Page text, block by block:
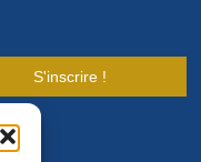
S'inscrire !